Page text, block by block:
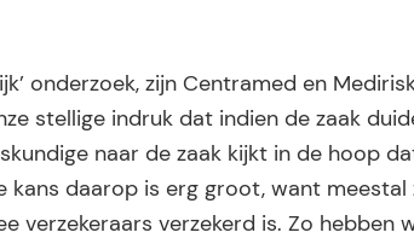
onderzoek, zijn Centramed en
stellige indruk dat indien de zaak
naar de zaak kijkt in de hoop
daarop is erg groot, want meestal
verzekeraars verzekerd is. Zo hebben